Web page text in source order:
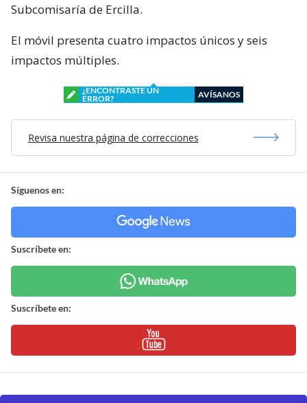
Subcomisaría de Ercilla.
El móvil presenta cuatro impactos únicos y seis
impactos múltiples.
¿ENCONTRASTE UN
ERROR?
AVÍSANOS
Revisa nuestra página de correcciones
Síguenos en:
Suscríbete en:
Suscríbete en: